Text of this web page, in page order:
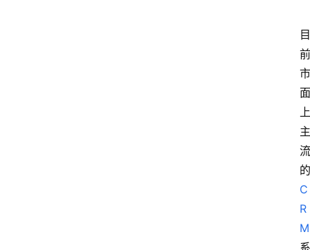
目
前
市
面
上
主
流
的
C
R
M
系